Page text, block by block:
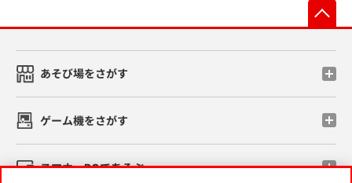
あそび場をさがす
ゲーム機をさがす
スマホ・PCであそぶ